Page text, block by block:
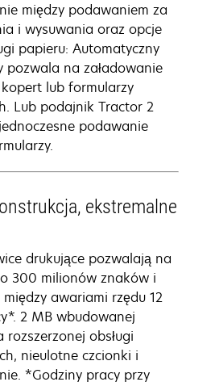
między podawaniem za
i wysuwania oraz opcje
papieru: Automatyczny
pozwala na załadowanie
lub formularzy
Lub podajnik Tractor 2
podawanie
ekstremalne
drukujące pozwalają na
300 milionów znaków i
awariami rzędu 12
2 MB wbudowanej
obsługi
nieulotne czcionki i
*Godziny pracy przy